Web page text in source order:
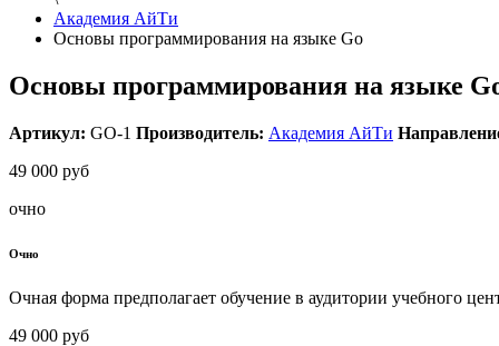
Академия АйТи
Основы программирования на языке Go
Основы программирования на языке
Артикул: GO-1 Производитель: Академия АйТи
49 000 руб
очно
Очно
Очная форма предполагает обучение в аудитории учебного
49 000 руб